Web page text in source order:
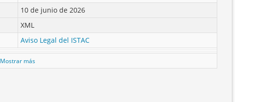
10 de junio de 2026
XML
Aviso Legal del ISTAC
Mostrar más